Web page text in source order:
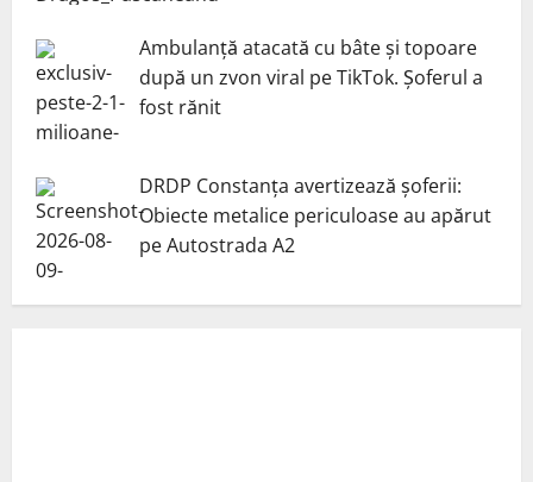
Ambulanță atacată cu bâte și topoare
după un zvon viral pe TikTok. Șoferul a
fost rănit
DRDP Constanța avertizează șoferii:
Obiecte metalice periculoase au apărut
pe Autostrada A2